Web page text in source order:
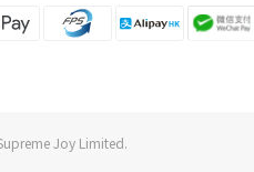
Joy Limited.